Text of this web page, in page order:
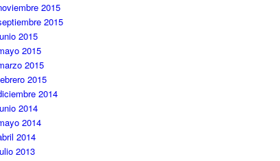
2015
2015
2015
2015
2015
2015
2014
2014
2014
2014
2013